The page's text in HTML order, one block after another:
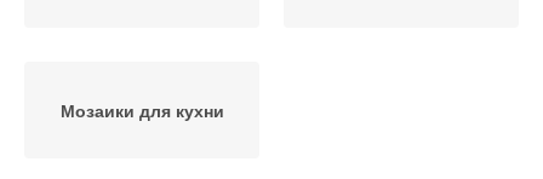
Мозаики для кухни